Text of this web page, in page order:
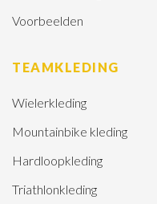
Voorbeelden
TEAMKLEDING
Wielerkleding
Mountainbike kleding
Hardloopkleding
Triathlonkleding